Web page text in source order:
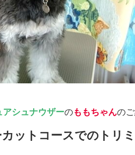
アシュナウザーのももちゃんの
ットコースでのトリ